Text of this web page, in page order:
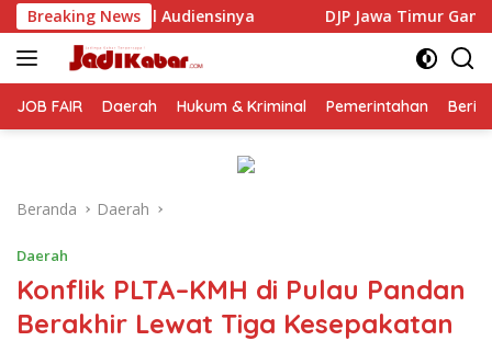
Langsung
ke
konten
Breaking NewsDJP Jawa Timur Gandeng GP Ansor Tingkatkan
JOB FAIR Daerah Hukum & Kriminal Pemerintahan
Beranda Daerah
Daerah
Konflik PLTA–KMH di Pulau Pandan
Berakhir Lewat Tiga Kesepakatan